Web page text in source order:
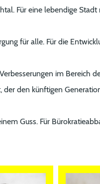
Für eine lebendige
für alle. Für die
im Bereich
den künftigen
Guss. Für